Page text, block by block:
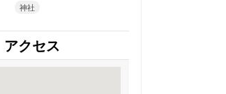
神社
アクセス